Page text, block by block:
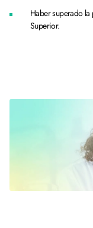
Haber superado
Superior.